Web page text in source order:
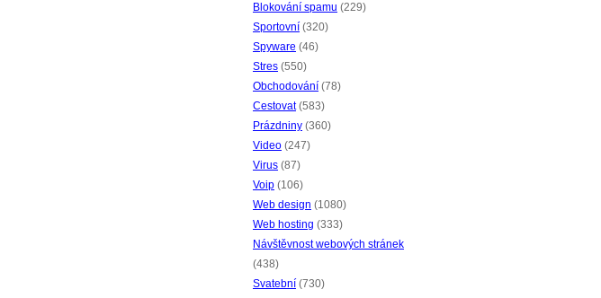
Blokování spamu (229)
Sportovní (320)
Spyware (46)
Stres (550)
Obchodování (78)
Cestovat(583)
Prázdniny (360)
Video (247)
Virus (87)
Voip (106)
Web design (1080)
Web hosting (333)
Návštěvnost webových stránek
(438)
Svatební (730)